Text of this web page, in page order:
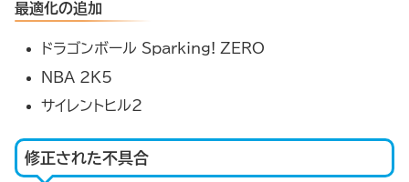
最適化の追加
ドラゴンボール Sparking! ZERO
NBA 2K5
サイレントヒル2
修正された不具合